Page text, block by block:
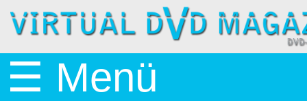
Startseite
☰ Menü